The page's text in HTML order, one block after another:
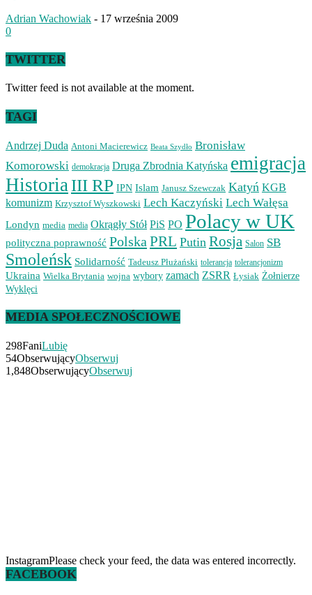
Adrian Wachowiak - 17 września 2009
0
TWITTER
Twitter feed is not available at the moment.
TAGI
Andrzej Duda Antoni Macierewicz Beata Szydło Bronisław
Komorowski demokracja Druga Zbrodnia Katyńska emigracja
HistoriaIII RP IPN Islam Janusz Szewczak Katyń KGB
komunizm Krzysztof Wyszkowski Lech Kaczyński Lech Wałęsa
Londyn media media Okrągły Stół PiS PO Polacy w UK
polityczna poprawność Polska PRL Putin Rosja Salon SB
Smoleńsk Solidarność Tadeusz Płużański tolerancja tolerancjonizm
Ukraina Wielka Brytania wojna wybory zamach ZSRR Łysiak Żołnierze
Wyklęci
MEDIA SPOŁECZNOŚCIOWE
298FaniLubię
54ObserwującyObserwuj
1,848ObserwującyObserwuj
InstagramPlease check your feed, the data was entered incorrectly.
FACEBOOK